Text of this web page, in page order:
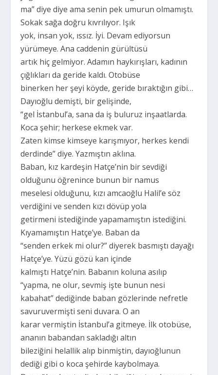
ma” diye diye ama senin pek umurun olmamıştı.
Sokak sağa doğru kıvrılıyor. Işık
yok, insan yok, ıssız. İyi. Devam ediyorsun
yürümeye. Ana caddenin gürültüsü
artık hiç gelmiyor. Adamın haykırışları, kadının
çığlıkları da geride kaldı. Otobüse
binerken her şeyi köyde, geride bıraktığın gibi…
Dayıoğlu demişti, bir gelişinde,
“gel İstanbul’a, sana da iş buluruz inşaatlarda.
Koca şehir; herkese ekmek var.
Zaten kimse kimseye karışmıyor, herkes kendi
derdinde” diye. Yazmıştın aklına.
Baban, kız kardeşin Hatçe’nin bir sevdiği
olduğunu öğrenince bunun bir namus
meselesi olduğunu, kızı amcaoğlu Halil’e söz
verdiğini ve senden kızı dövüp yola
getirmeni istediğinde yapamamıştın istediğini.
Kıyamamıştın Hatçe’ye. Baban da
“senden erkek mi olur?” diyerek basmıştı dayağı
Hatçe’ye. Yüzü gözü kan içinde
kalmıştı Hatçe’nin. Babanın koluna asılıp
“yapma, ne olur, sevmiş işte bunun nesi
kabahat” dediğinde baban gözlerinde nefretle
savuruvermişti seni duvara. O an
karar vermiştin İstanbul’a gitmeye. İlk otobüse,
ananın babandan sakladığı altın
bileziğini helallik alıp binmiştin, dayıoğlunun
dediği gibi o koca şehirde kaybolmaya.